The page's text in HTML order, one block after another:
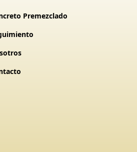
Premezclado